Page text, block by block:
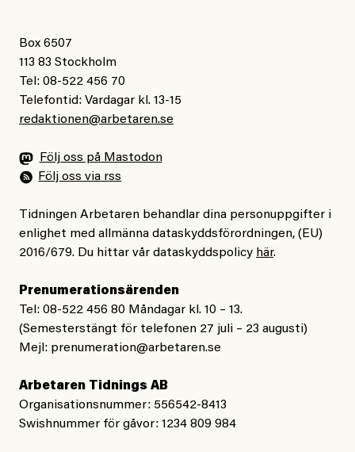
Box 6507
113 83 Stockholm
Tel: 08-522 456 70
Telefontid: Vardagar kl. 13-15
redaktionen@arbetaren.se
Följ oss på Mastodon
Följ oss via rss
Tidningen Arbetaren behandlar dina personuppgifter i
enlighet med allmänna dataskyddsförordningen, (EU)
2016/679. Du hittar vår dataskyddspolicy här.
Prenumerationsärenden
Tel: 08-522 456 80 Måndagar kl. 10 – 13.
(Semesterstängt för telefonen 27 juli – 23 augusti)
Mejl: prenumeration@arbetaren.se
Arbetaren Tidnings AB
Organisationsnummer: 556542-8413
Swishnummer för gåvor: 1234 809 984